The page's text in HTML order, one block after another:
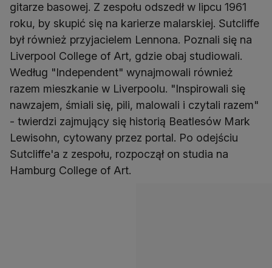
gitarze basowej. Z zespołu odszedł w lipcu 1961
roku, by skupić się na karierze malarskiej. Sutcliffe
był również przyjacielem Lennona. Poznali się na
Liverpool College of Art, gdzie obaj studiowali.
Według "Independent" wynajmowali również
razem mieszkanie w Liverpoolu. "Inspirowali się
nawzajem, śmiali się, pili, malowali i czytali razem"
- twierdzi zajmujący się historią Beatlesów Mark
Lewisohn, cytowany przez portal. Po odejściu
Sutcliffe'a z zespołu, rozpoczął on studia na
Hamburg College of Art.